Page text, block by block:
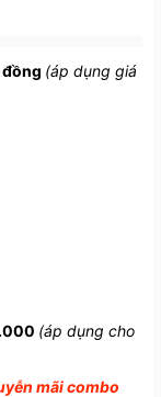
đồng (áp dụng giá
(áp dụng cho
mãi combo